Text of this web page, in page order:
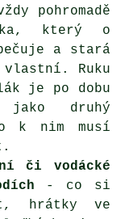
pohromadě
který o
a stará
Ruku
je po dobu
jako druhý
k nim musí
či vodácké
- co si
hrátky ve